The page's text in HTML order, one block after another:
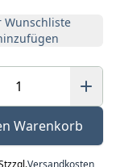
Wunschliste
Warenkorb